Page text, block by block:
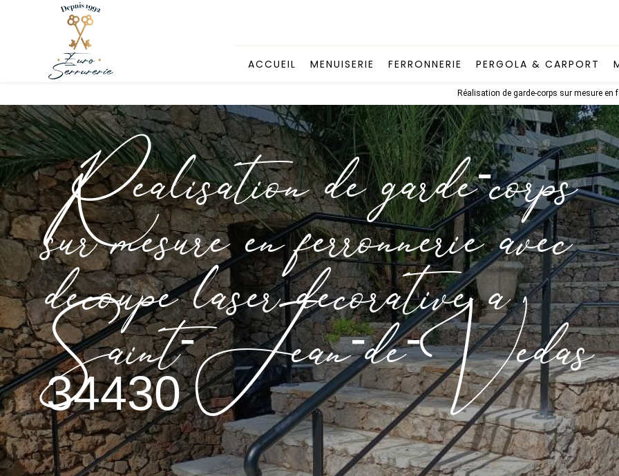
ACCUEIL MENUISERIE FERRONNERIE PERGOLA & CARPORT
Réalisation de garde-corps sur mesure en
Réalisation de garde-corps
sur mesure en ferronnerie avec
découpe laser décorative à
Saint-Jean-de-Védas
34430
Panneau de gestion des cookies